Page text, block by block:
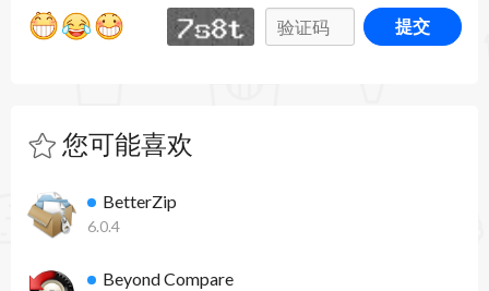
提交
您可能喜欢
BetterZip
6.0.4
Beyond Compare